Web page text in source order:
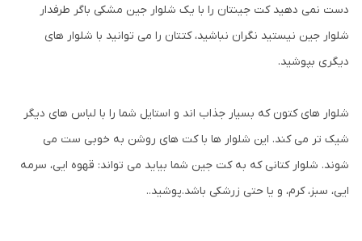
دست نمی دهید کت جینتان را با یک شلوار جین مشکی باگر طرفدار
شلوار جین نیستید نگران نباشید، کتتان را می توانید با شلوار های
دیگری بپوشید.
شلوار های کتون که بسیار جذاب اند و استایل شما را با لباس های دیگر
شیک تر می کند. این شلوار ها با کت های روشن به خوبی ست می
شوند. شلوار کتانی که به کت جین شما بیاید می تواند: قهوه ایی، سرمه
ایی، سبز، کرم، و یا حتی زرشکی باشد.پوشید..